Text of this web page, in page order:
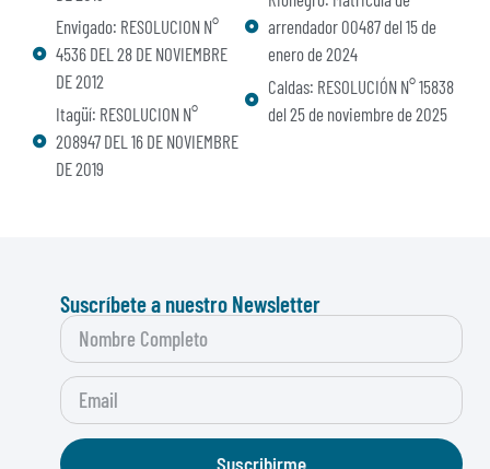
Envigado: RESOLUCION N°
4536 DEL 28 DE NOVIEMBRE
DE 2012
Itagüí: RESOLUCION N°
208947 DEL 16 DE NOVIEMBRE
DE 2019
arrendador 00487 del 15 de
enero de 2024
Caldas: RESOLUCIÓN N° 15838
del 25 de noviembre de 2025
Suscríbete a nuestro Newsletter
Suscribirme